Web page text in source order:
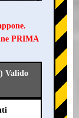
PRIMA
Valido